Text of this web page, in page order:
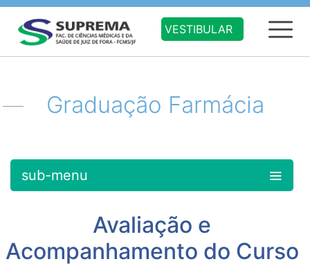
VESTIBULAR
Graduação Farmácia
sub-menu
Avaliação e
Acompanhamento do Curso